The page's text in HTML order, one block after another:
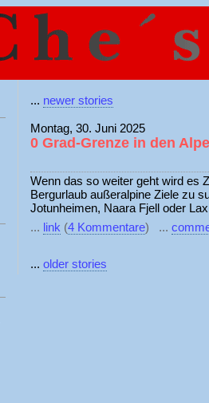
... newer stories
Montag, 30. Juni 2025
0 Grad-Grenze in den
Wenn das so weiter geht wird es
Bergurlaub außeralpine Ziele zu
Jotunheimen, Naara Fjell oder
... link (4 Kommentare) ...
... older stories